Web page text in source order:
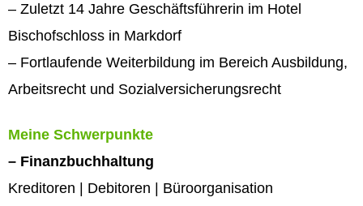
– Zuletzt 14 Jahre Geschäftsführerin im Hotel
Bischofschloss in Markdorf
– Fortlaufende Weiterbildung im Bereich Ausbildung,
Arbeitsrecht und Sozialversicherungsrecht
Meine Schwerpunkte
– Finanzbuchhaltung
Kreditoren | Debitoren | Büroorganisation